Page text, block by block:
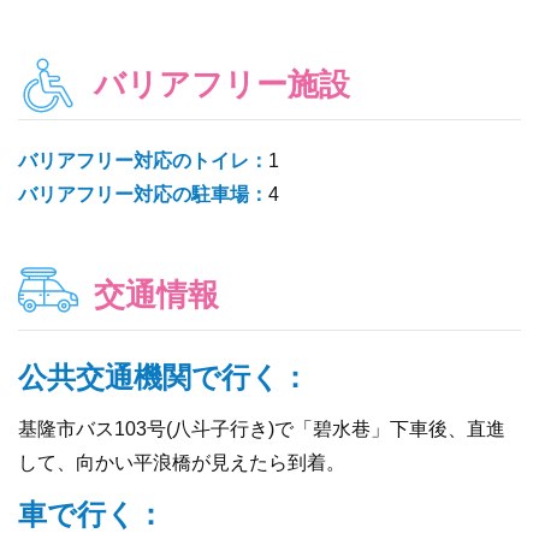
バリアフリー施設
バリアフリー対応のトイレ： 1
バリアフリー対応の駐車場： 4
交通情報
公共交通機関で行く：
基隆市バス103号(八斗子行き)で「碧水巷」下車後、直進
して、向かい平浪橋が見えたら到着。
車で行く：